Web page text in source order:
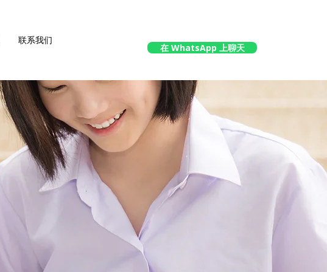
联系我们
在 WhatsApp 上聊天